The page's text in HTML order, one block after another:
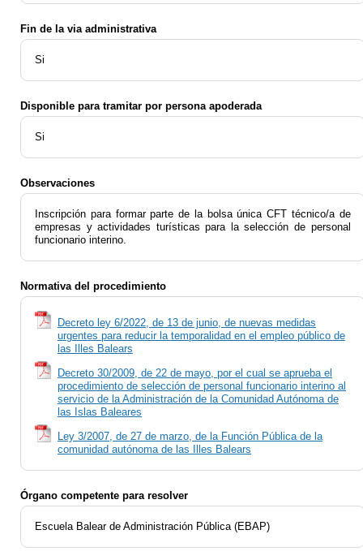
Fin de la via administrativa
Si
Disponible para tramitar por persona apoderada
Si
Observaciones
Inscripción para formar parte de la bolsa única CFT técnico/a de
empresas y actividades turísticas para la selección de personal
funcionario interino.
Normativa del procedimiento
Decreto ley 6/2022, de 13 de junio, de nuevas medidas
urgentes para reducir la temporalidad en el empleo público de
las Illes Balears
Decreto 30/2009, de 22 de mayo, por el cual se aprueba el
procedimiento de selección de personal funcionario interino al
servicio de la Administración de la Comunidad Autónoma de
las Islas Baleares
Ley 3/2007, de 27 de marzo, de la Función Pública de la
comunidad autónoma de las Illes Balears
Órgano competente para resolver
Escuela Balear de Administración Pública (EBAP)